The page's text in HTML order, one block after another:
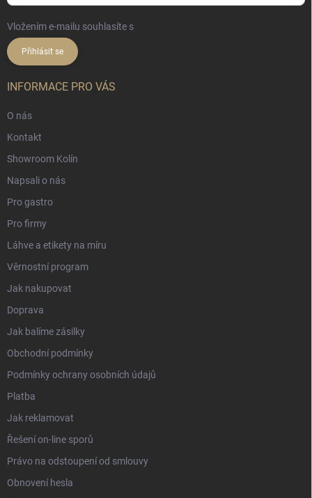
Vložením e-mailu souhlasíte s
Přihlásit se
INFORMACE PRO VÁS
O nás
Kontakt
Showroom Kolín
Napsali o nás
Pro gastro
Pro firmy
Láhve a etikety na míru
Věrnostní program
Jak nakupovat
Doprava
Jak balíme zásilky
Obchodní podmínky
Podmínky ochrany osobních údajů
Platba
Jak reklamovat
Řešení on-line sporů
Právo na odstoupení od smlouvy
Obnovení hesla